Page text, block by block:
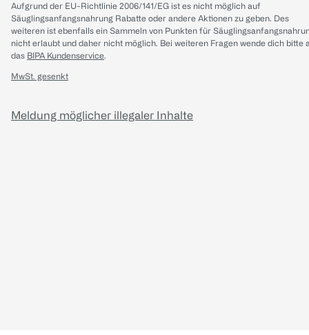
Aufgrund der EU-Richtlinie 2006/141/EG ist es nicht möglich auf
Säuglingsanfangsnahrung Rabatte oder andere Aktionen zu geben. Des
weiteren ist ebenfalls ein Sammeln von Punkten für
nicht erlaubt und daher nicht möglich. Bei weiteren Fragen wende dich bitte
das BIPA Kundenservice.
MwSt. gesenkt
Meldung möglicher illegaler Inhalte